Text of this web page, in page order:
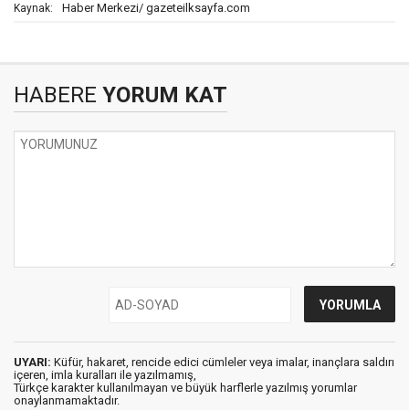
Kaynak: Haber Merkezi/ gazeteilksayfa.com
HABERE YORUM KAT
UYARI: Küfür, hakaret, rencide edici cümleler veya imalar, inançlara saldırı
içeren, imla kuralları ile yazılmamış,
Türkçe karakter kullanılmayan ve büyük harflerle yazılmış yorumlar
onaylanmamaktadır.